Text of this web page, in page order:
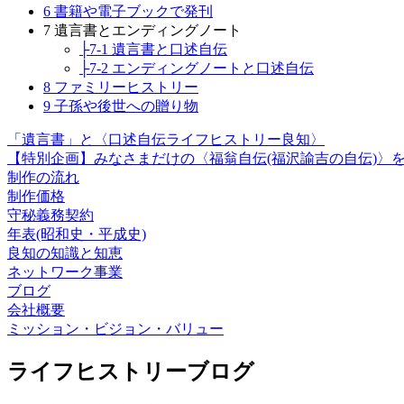
6 書籍や電子ブックで発刊
7 遺言書とエンディングノート
├7-1 遺言書と口述自伝
├7-2 エンディングノートと口述自伝
8 ファミリーヒストリー
9 子孫や後世への贈り物
「遺言書」と〈口述自伝ライフヒストリー良知〉
【特別企画】みなさまだけの〈福翁自伝(福沢諭吉の自伝)〉
制作の流れ
制作価格
守秘義務契約
年表(昭和史・平成史)
良知の知識と知恵
ネットワーク事業
ブログ
会社概要
ミッション・ビジョン・バリュー
ライフヒストリーブログ